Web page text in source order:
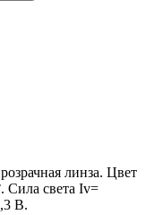
линза. Цвет
Сила света Iv=
В.